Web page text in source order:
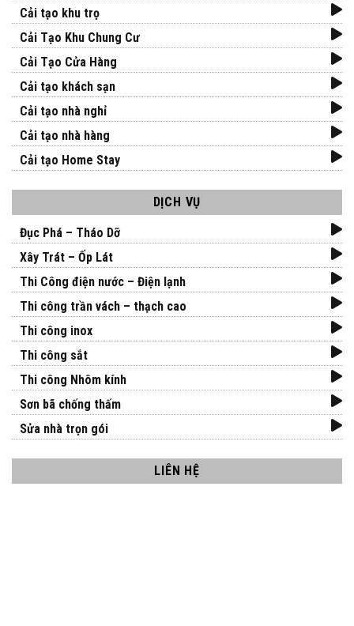
Cải tạo khu trọ
Cải Tạo Khu Chung Cư
Cải Tạo Cửa Hàng
Cải tạo khách sạn
Cải tạo nhà nghỉ
Cải tạo nhà hàng
Cải tạo Home Stay
DỊCH VỤ
Đục Phá – Tháo Dỡ
Xây Trát – Ốp Lát
Thi Công điện nước – Điện lạnh
Thi công trần vách – thạch cao
Thi công inox
Thi công sắt
Thi công Nhôm kính
Sơn bã chống thấm
Sửa nhà trọn gói
LIÊN HỆ